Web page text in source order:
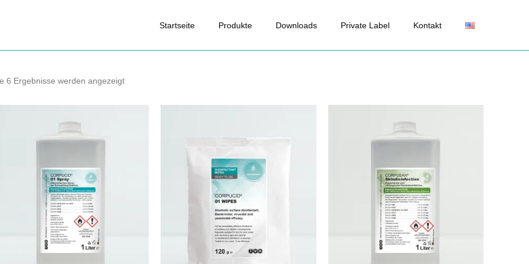
Startseite Produkte Downloads Private Label Kontakt
6 Ergebnisse werden angezeigt